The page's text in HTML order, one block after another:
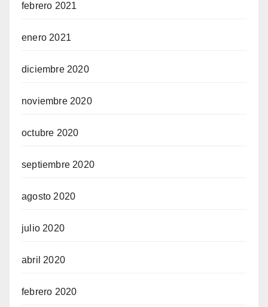
febrero 2021
enero 2021
diciembre 2020
noviembre 2020
octubre 2020
septiembre 2020
agosto 2020
julio 2020
abril 2020
febrero 2020